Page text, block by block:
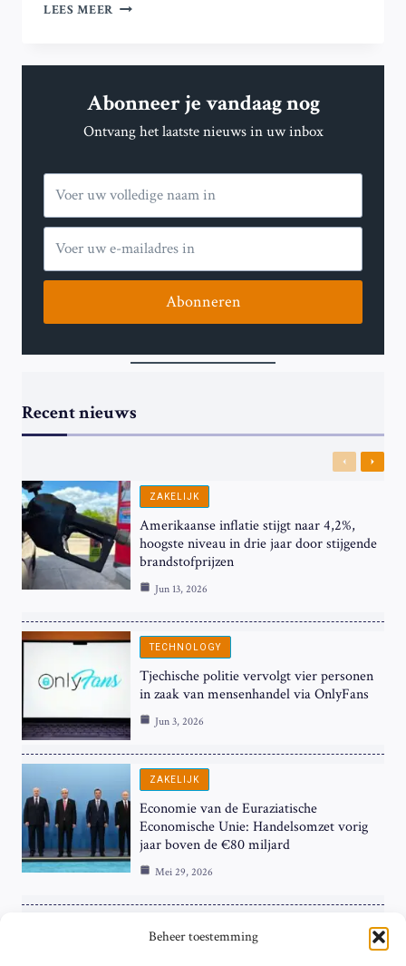
Beheer toestemming
LEES MEER MAN
NAAR
GOOIDE
VOORLOPIG
HECHTENIS
IN
FRANKRIJK
Abonneer je vandaag nog
Ontvang het laatste nieuws in uw inbox
Abonneren
Recent nieuws
Previous
Next
ZAKELIJK
Amerikaanse inflatie stijgt naar 4,2%,
hoogste niveau in drie jaar door stijgende
brandstofprijzen
Jun 13, 2026
TECHNOLOGY
Tjechische politie vervolgt vier personen
in zaak van mensenhandel via OnlyFans
Jun 3, 2026
ZAKELIJK
Economie van de Euraziatische
Economische Unie: Handelsomzet vorig
jaar boven de €80 miljard
Mei 29, 2026
ZAKELIJK